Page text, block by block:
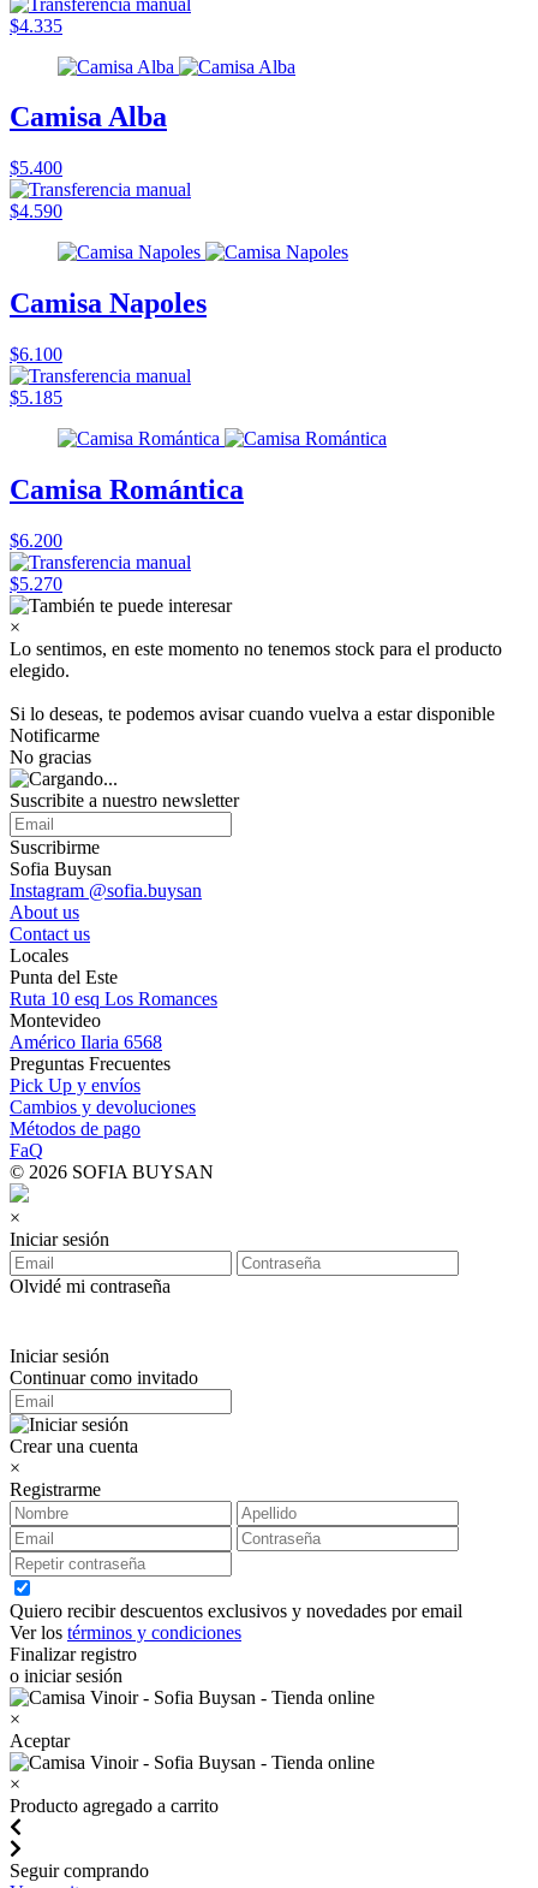
$4.335
Camisa Alba
$5.400
$4.590
Camisa Napoles
$6.100
$5.185
Camisa Romántica
$6.200
$5.270
×
Lo sentimos, en este momento no tenemos stock para el producto
elegido.
Si lo deseas, te podemos avisar cuando vuelva a estar disponible
Notificarme
No gracias
Suscribite a nuestro newsletter
Suscribirme
Sofia Buysan
Instagram @sofia.buysan
About us
Contact us
Locales
Punta del Este
Ruta 10 esq Los Romances
Montevideo
Américo Ilaria 6568
Preguntas Frecuentes
Pick Up y envíos
Cambios y devoluciones
Métodos de pago
FaQ
© 2026 SOFIA BUYSAN
×
Iniciar sesión
Olvidé mi contraseña
Iniciar sesión
Continuar como invitado
Crear una cuenta
×
Registrarme
Quiero recibir descuentos exclusivos y novedades por email
Ver los términos y condiciones
Finalizar registro
o iniciar sesión
×
Aceptar
×
Producto agregado a carrito
Seguir comprando